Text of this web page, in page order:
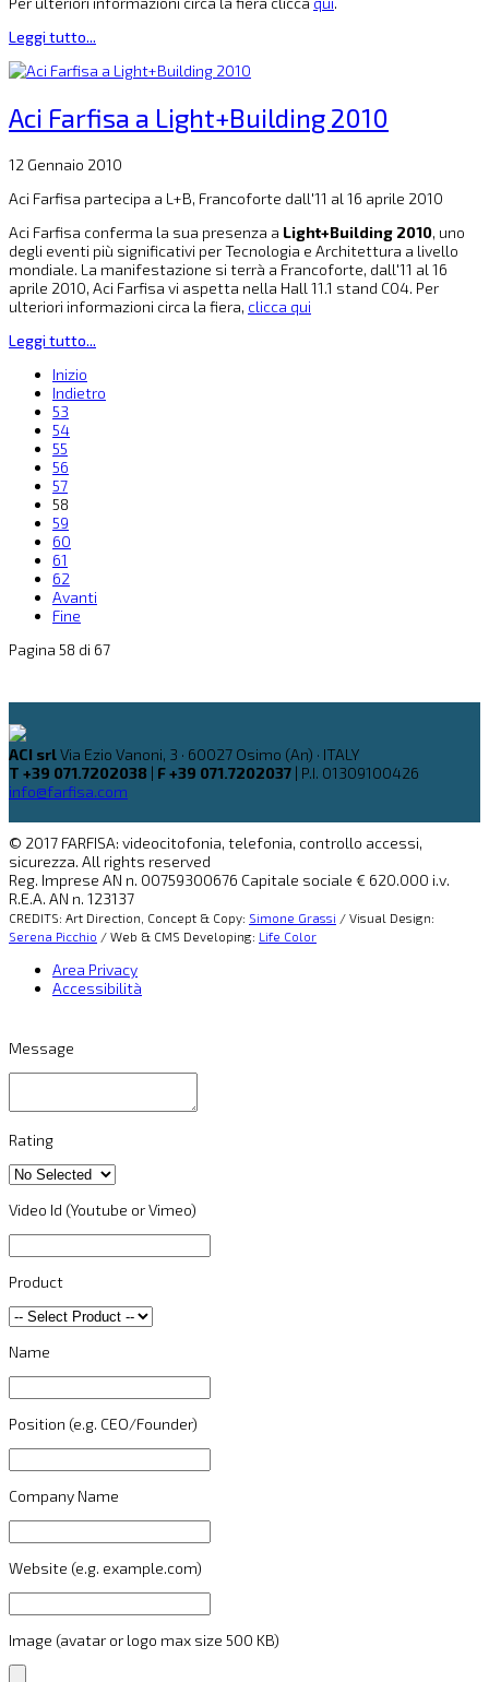
Leggi tutto...
Aci Farfisa a Light+Building 2010
12 Gennaio 2010
Aci Farfisa partecipa a L+B, Francoforte dall'11 al 16 aprile 2010
Aci Farfisa conferma la sua presenza a Light+Building 2010, uno
degli eventi più significativi per Tecnologia e Architettura a livello
mondiale. La manifestazione si terrà a Francoforte, dall'11 al 16
aprile 2010, Aci Farfisa vi aspetta nella Hall 11.1 stand C04. Per
ulteriori informazioni circa la fiera, clicca qui
Leggi tutto...
Inizio
Indietro
53
54
55
56
57
58
59
60
61
62
Avanti
Fine
Pagina 58 di 67
ACI srlVia Ezio Vanoni, 3 · 60027 Osimo (An) · ITALY
T +39 071.7202038 | F +39 071.7202037 | P.I. 01309100426
info@farfisa.com
© 2017 FARFISA: videocitofonia, telefonia, controllo accessi,
sicurezza. All rights reserved
Reg. Imprese AN n. 00759300676 Capitale sociale € 620.000 i.v.
R.E.A. AN n. 123137
CREDITS: Art Direction, Concept & Copy: Simone Grassi / Visual Design:
Serena Picchio / Web & CMS Developing: Life Color
Area Privacy
Accessibilità
Message
Rating
Video Id (Youtube or Vimeo)
Product
Name
Position (e.g. CEO/Founder)
Company Name
Website (e.g. example.com)
Image (avatar or logo max size 500 KB)